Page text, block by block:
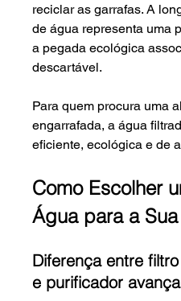
reciclar as garrafas. A
de água representa uma
a pegada ecológica
descartável.
Para quem procura uma
engarrafada, a água
eficiente, ecológica e de
Como Escolher
Água para a
Diferença entre
e purificador